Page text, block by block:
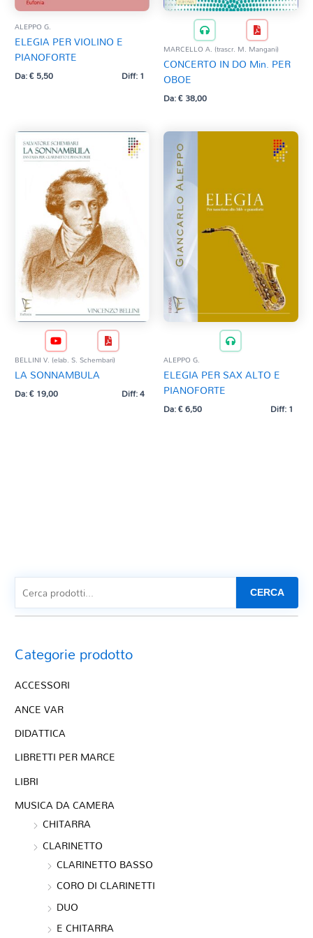
ALEPPO G.
ELEGIA PER VIOLINO E
PIANOFORTE
Da:€5,50 Diff: 1
MARCELLO A. (trascr. M. Mangani)
CONCERTO IN DO Min. PER
OBOE
Da:€38,00
BELLINI V. (elab. S. Schembari)
LA SONNAMBULA
Da:€19,00 Diff: 4
ALEPPO G.
ELEGIA PER SAX ALTO E
PIANOFORTE
Da:€6,50 Diff: 1
CERCA
Categorie prodotto
ACCESSORI
ANCE VAR
DIDATTICA
LIBRETTI PER MARCE
LIBRI
MUSICA DA CAMERA
CHITARRA
CLARINETTO
CLARINETTO BASSO
CORO DI CLARINETTI
DUO
E CHITARRA